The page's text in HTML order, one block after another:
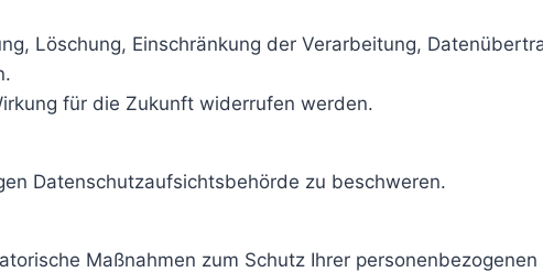
Löschung, Einschränkung der Verarbeitung,
für die Zukunft widerrufen werden.
Datenschutzaufsichtsbehörde zu beschweren.
Maßnahmen zum Schutz Ihrer personenbezogenen